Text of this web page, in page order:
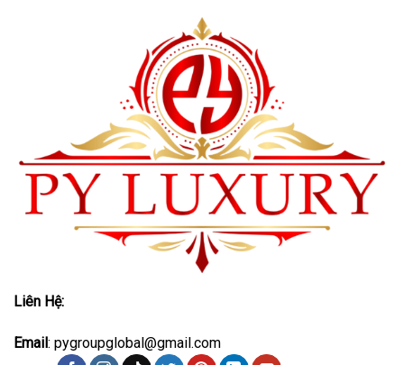
Liên Hệ:
Email: pygroupglobal@gmail.com